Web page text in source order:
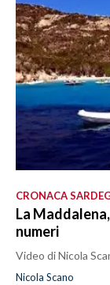
CRONACA
La
numeri
Video di Nicola
Nicola Scano